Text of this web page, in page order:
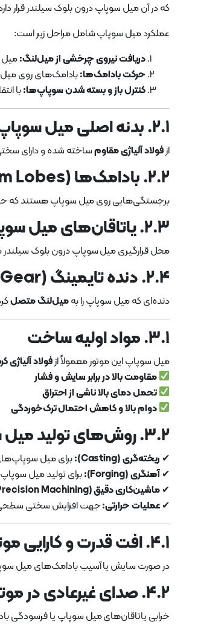
که در آن میل سوپاپ درون بلوک سیلندر قرار
عملکرد میل سوپاپ شامل مراحل زیر است:
دریافت نیروی چرخشی از میل‌لنگ:میل
حرکت بادامک‌ها:بادامک‌های روی
کنترل باز و بسته شدن سوپاپ‌ها:با
۲.۱. بدنه اصلی میل سوپاپ
ازفولاد آلیاژی مقاومساخته شده و دارای
۲.۲. بادامک‌ها (Cam Lobes)
برجستگی‌هایی روی میل سوپاپ هستند که
۲.۳. یاتاقان‌های میل سوپاپ
محل قرارگیری میل سوپاپ درون بلوک سیلندر
۲.۴. دنده تایمینگ (Timing Gear)
دنده‌ای که میل سوپاپ را بهمیل‌لنگ متصل
۳.۱. مواد اولیه ساخت
میل سوپاپ این موتور معمولاً ازفولاد
مقاومت بالا در برابر سایش و فشار
تحمل دمای بالا ناشی از احتراق
دوام بالا و کاهش احتمال ترک‌خوردگی
۳.۲. روش‌های تولید میل سوپاپ
✔ ریخته‌گری (Casting):
برای میل
✔آهنگری (Forging): برای تولید میل
✔ ماشین‌کاری دقیق (Precision Machining):
✔ عملیات حرارتی:جهت افزایش سختی سطحی
۴.۱. افت قدرت و کارایی موتور
در صورت سایش یا آسیب بادامک‌های میل
۴.۲. صدای غیرعادی در موتور
خرابی یاتاقان‌های میل سوپاپ یا فرسودگی